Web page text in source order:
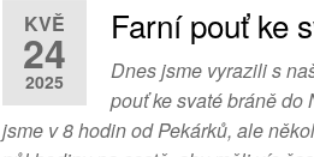
KVĚ
24
2025
Farní pouť ke
Dnes jsme vyrazili s
pouť ke svaté bráně do
jsme v 8 hodin od Pekárků, ale